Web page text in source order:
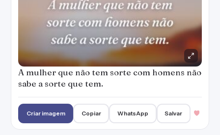
A mulher que não tem sorte com homens não
sabe a sorte que tem.
Criar imagem Copiar WhatsApp Salvar